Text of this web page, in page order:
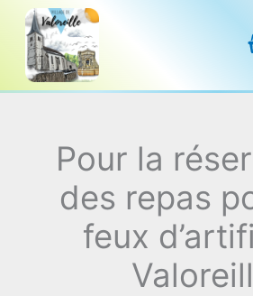
Aller
contenu
Pour la
des repas
feux